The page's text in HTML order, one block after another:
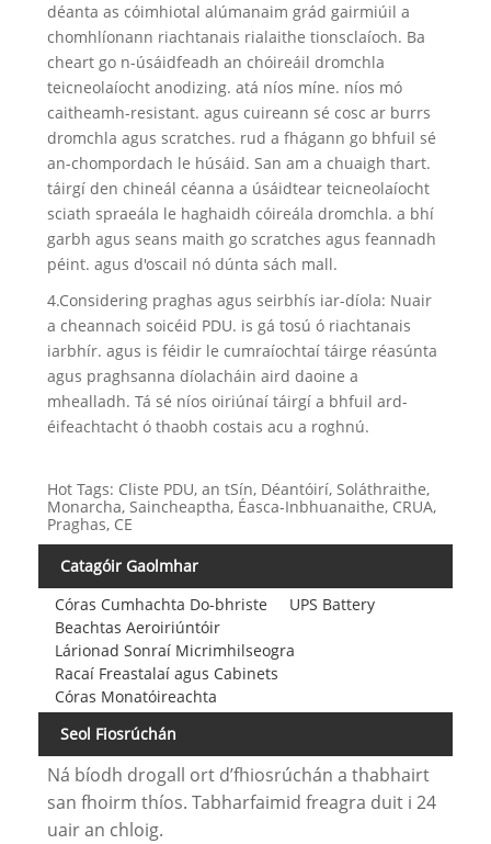
déanta as cóimhiotal alúmanaim grád gairmiúil a
chomhlíonann riachtanais rialaithe tionsclaíoch. Ba
cheart go n-úsáidfeadh an chóireáil dromchla
teicneolaíocht anodizing. atá níos míne. níos mó
caitheamh-resistant. agus cuireann sé cosc ​​ar burrs
dromchla agus scratches. rud a fhágann go bhfuil sé
an-chompordach le húsáid. San am a chuaigh thart.
táirgí den chineál céanna a úsáidtear teicneolaíocht
sciath spraeála le haghaidh cóireála dromchla. a bhí
garbh agus seans maith go scratches agus feannadh
péint. agus d'oscail nó dúnta sách mall.
4.Considering praghas agus seirbhís iar-díola: Nuair
a cheannach soicéid PDU. is gá tosú ó riachtanais
iarbhír. agus is féidir le cumraíochtaí táirge réasúnta
agus praghsanna díolacháin aird daoine a
mhealladh. Tá sé níos oiriúnaí táirgí a bhfuil ard-
éifeachtacht ó thaobh costais acu a roghnú.
Hot Tags: Cliste PDU, an tSín, Déantóirí, Soláthraithe,
Monarcha, Saincheaptha, Éasca-Inbhuanaithe, CRUA,
Praghas, CE
Catagóir Gaolmhar
Córas Cumhachta Do-bhriste
UPS Battery
Beachtas Aeroiriúntóir
Lárionad Sonraí Micrimhilseogra
Racaí Freastalaí agus Cabinets
Córas Monatóireachta
Seol Fiosrúchán
Ná bíodh drogall ort d’fhiosrúchán a thabhairt
san fhoirm thíos. Tabharfaimid freagra duit i 24
uair an chloig.